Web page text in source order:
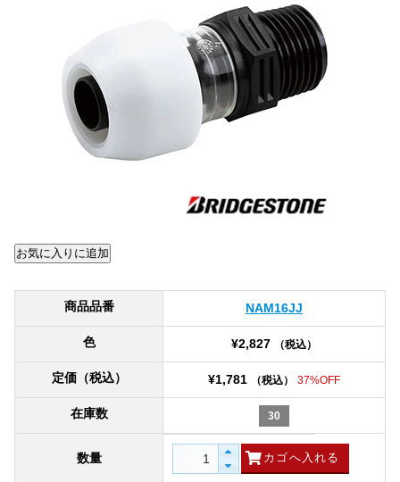
商品品番 NAM16JJ
色 ¥2,827 （税込）
定価（税込） ¥1,781 （税込） 37%OFF
在庫数 30
数量